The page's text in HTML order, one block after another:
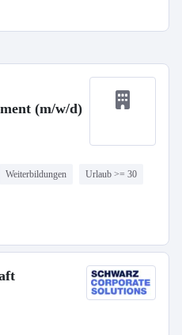
(m/w/d)
Weiterbildungen Urlaub >= 30